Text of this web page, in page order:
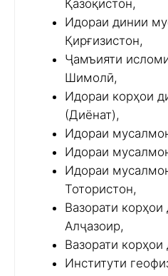
Қазоқистон,
Идораи динии
Қирғизистон,
Ҷамъияти
Шимолӣ,
Идораи корҳои
(Диёнат),
Идораи
Идораи
Идораи
Тотористон,
Вазорати
Алҷазоир,
Вазорати
Институти